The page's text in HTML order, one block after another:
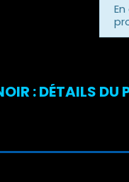
: DÉTAILS DU